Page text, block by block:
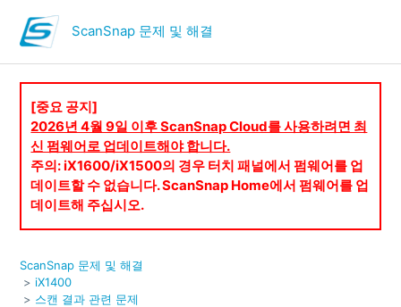
ScanSnap 문제 및 해결
[중요 공지]
2026년 4월 9일 이후 ScanSnap Cloud를 사용하려면 최
신 펌웨어로 업데이트해야 합니다.
주의: iX1600/iX1500의 경우 터치 패널에서 펌웨어를 업
데이트할 수 없습니다. ScanSnap Home에서 펌웨어를 업
데이트해 주십시오.
ScanSnap 문제 및 해결
iX1400
스캔 결과 관련 문제